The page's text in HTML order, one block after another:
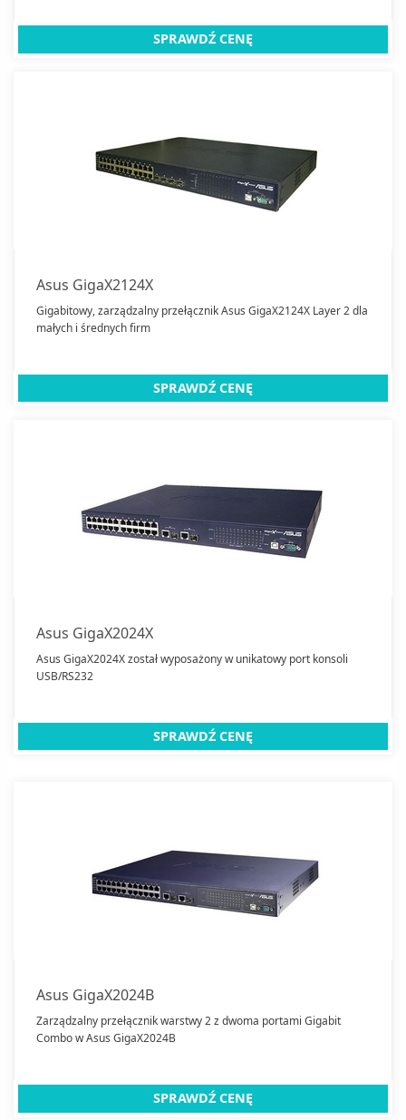
SPRAWDŹ CENĘ
Asus GigaX2124X
Gigabitowy, zarządzalny przełącznik Asus GigaX2124X Layer 2 dla
małych i średnych firm
SPRAWDŹ CENĘ
Asus GigaX2024X
Asus GigaX2024X został wyposażony w unikatowy port konsoli
USB/RS232
SPRAWDŹ CENĘ
Asus GigaX2024B
Zarządzalny przełącznik warstwy 2 z dwoma portami Gigabit
Combo w Asus GigaX2024B
SPRAWDŹ CENĘ